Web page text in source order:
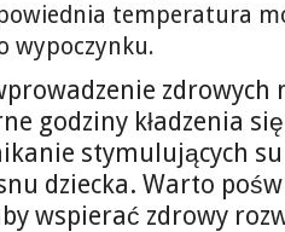
temperatura
wypoczynku.
zdrowych
godziny kładzenia
stymulujących
dziecka. Warto
wspierać zdrowy